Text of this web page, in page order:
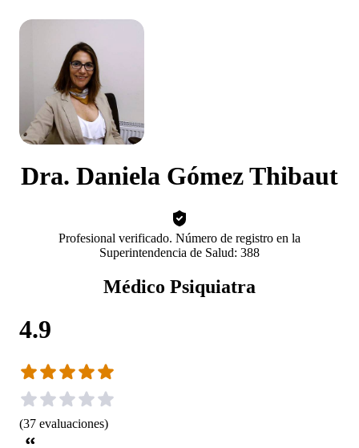
Dra. Daniela Gómez Thibaut
Profesional verificado. Número de registro en la
Superintendencia de Salud: 388
Médico Psiquiatra
4.9
(37 evaluaciones)